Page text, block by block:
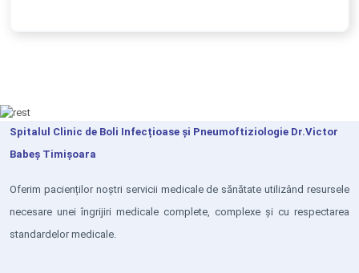
Spitalul Clinic de Boli Infecțioase și Pneumoftiziologie Dr.Victor
Babeș Timișoara
Oferim pacienților noștri servicii medicale de sănătate utilizând resursele
necesare unei îngrijiri medicale complete, complexe și cu respectarea
standardelor medicale.